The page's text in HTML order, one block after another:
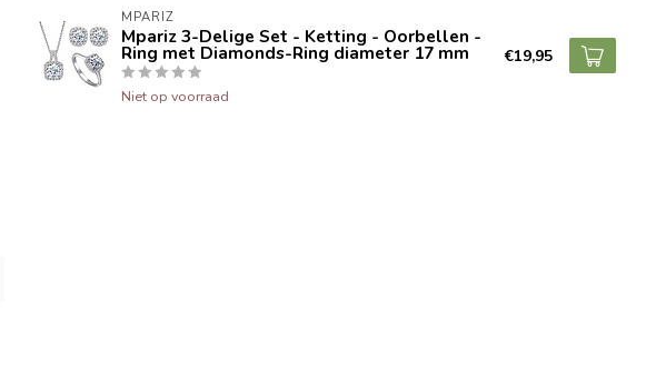
MPARIZ
Mpariz 3-Delige Set - Ketting - Oorbellen -
Ring met Diamonds-Ring diameter 17 mm
Niet op voorraad
€19,95